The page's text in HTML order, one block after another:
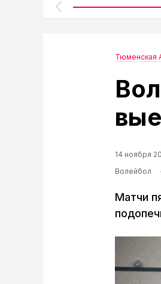
Тюменская
14 ноября
Волейбол
Матчи